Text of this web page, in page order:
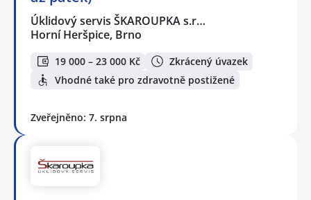
Úklidový servis ŠKAROUPKA s.r…
Horní Heršpice, Brno
19 000 – 23 000 Kč
Zkrácený úvazek
Vhodné také pro zdravotně postižené
Zveřejněno: 7. srpna